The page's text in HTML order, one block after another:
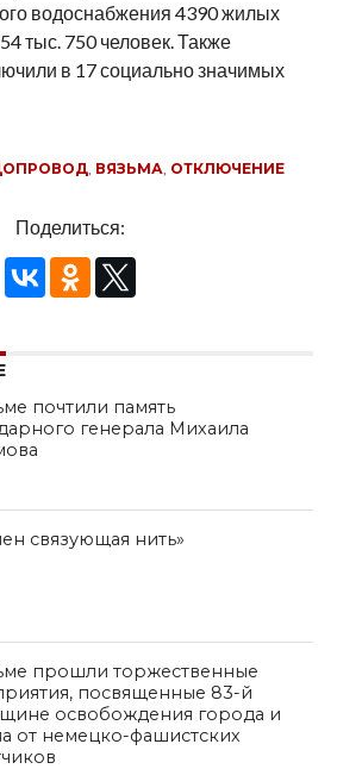
водоснабжения 4390 жилых
тыс. 750 человек. Также
в 17 социально значимых
, ВЯЗЬМА, ОТКЛЮЧЕНИЕ
Поделиться:
почтили память
генерала Михаила
связующая нить»
прошли торжественные
посвященные 83-й
освобождения города и
от немецко-фашистских